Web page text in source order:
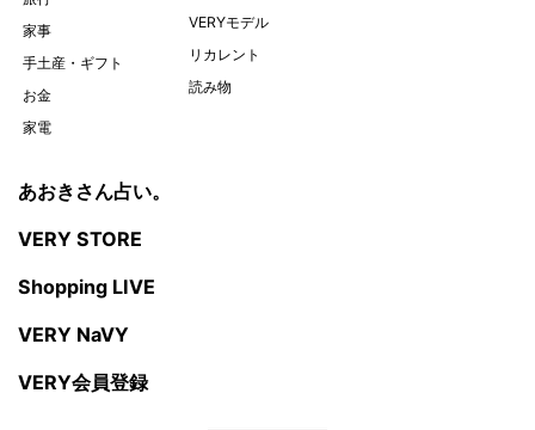
家事
手土産・ギフト
お金
家電
VERYモデル
リカレント
読み物
あおきさん占い。
VERY STORE
Shopping LIVE
VERY NaVY
VERY会員登録